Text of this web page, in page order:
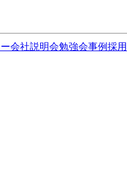
会社説明会勉強会事例採用